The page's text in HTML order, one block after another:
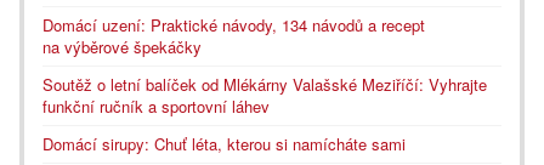
Domácí uzení: Praktické návody, 134 návodů a recept
na výběrové špekáčky
Soutěž o letní balíček od Mlékárny Valašské Meziříčí: Vyhrajte
funkční ručník a sportovní láhev
Domácí sirupy: Chuť léta, kterou si namícháte sami